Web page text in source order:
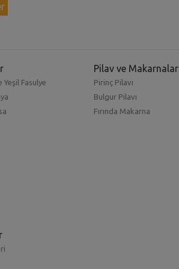
Yeşil Fasulye
Pilav ve Makarnalar
Pirinç Pilavı
Bulgur Pilavı
Fırında Makarna